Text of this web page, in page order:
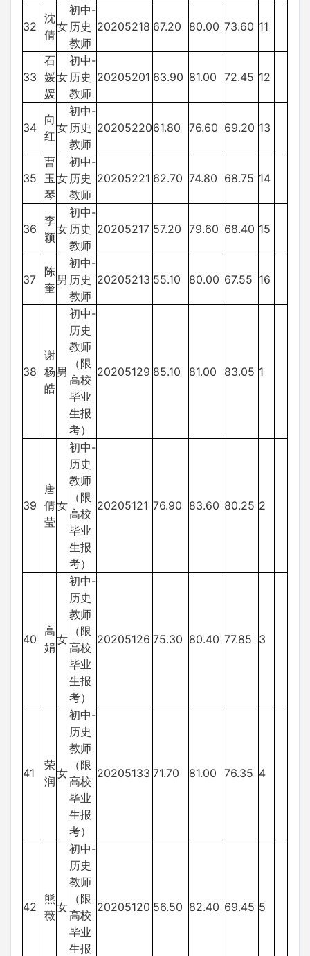
32
沈
倩
女
初中-
历史
教师
20205218 67.20 80.00 73.60 11
33
石
媛
媛
女
初中-
历史
教师
20205201 63.90 81.00 72.45 12
34
向
红
女
初中-
历史
教师
2020522061.80 76.60 69.20 13
35
曹
玉
琴
女
初中-
历史
教师
20205221 62.70 74.80 68.75 14
36
李
颖
女
初中-
历史
教师
20205217 57.20 79.60 68.40 15
37
陈
奎
男
初中-
历史
教师
20205213 55.10 80.00 67.55 16
38
谢
杨
皓
男
初中-
历史
教师
（限
高校
毕业
生报
考）
20205129 85.10 81.00 83.05 1
39
唐
倩
莹
女
初中-
历史
教师
（限
高校
毕业
生报
考）
20205121 76.90 83.60 80.25 2
40
高
娟
女
初中-
历史
教师
（限
高校
毕业
生报
考）
20205126 75.30 80.40 77.85 3
41
荣
润
女
初中-
历史
教师
（限
高校
毕业
生报
考）
20205133 71.70 81.00 76.35 4
42
熊
薇
女
初中-
历史
教师
（限
高校
毕业
生报
20205120 56.50 82.40 69.45 5